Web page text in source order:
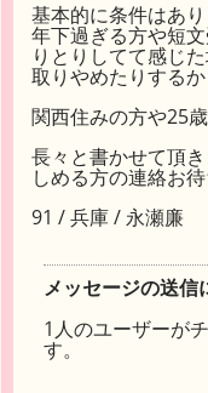
基本的に条件はあり
年下過ぎる方や短
りとりしてて感じ
取りやめたりする
関西住みの方や25
長々と書かせて頂
しめる方の連絡お
91 / 兵庫 / 永瀬廉
メッセージの送信
1人のユーザーが
す。